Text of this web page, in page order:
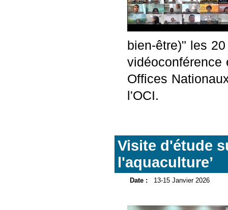
bien-être)" les
Offices
l'OCI.
Visite d'étude
l'aquaculture’
Date : 13-15 Janvier 2026